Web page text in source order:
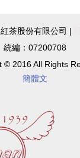
茶股份有限公司 |
統編：07200708
© 2016 All Rights
簡體文